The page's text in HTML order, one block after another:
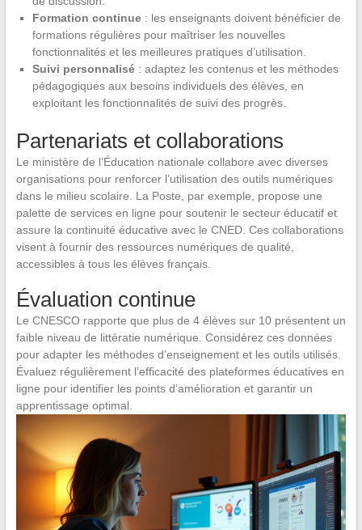
Formation continue: les enseignants doivent bénéficier de
formations régulières pour maîtriser les nouvelles
fonctionnalités et les meilleures pratiques d’utilisation.
Suivi personnalisé: adaptez les contenus et les méthodes
pédagogiques aux besoins individuels des élèves, en
exploitant les fonctionnalités de suivi des progrès.
Partenariats et collaborations
Le ministère de l’Éducation nationale collabore avec diverses
organisations pour renforcer l’utilisation des outils numériques
dans le milieu scolaire. La Poste, par exemple, propose une
palette de services en ligne pour soutenir le secteur éducatif et
assure la continuité éducative avec le CNED. Ces collaborations
visent à fournir des ressources numériques de qualité,
accessibles à tous les élèves français.
Évaluation continue
Le CNESCO rapporte que plus de 4 élèves sur 10 présentent un
faible niveau de littératie numérique. Considérez ces données
pour adapter les méthodes d’enseignement et les outils utilisés.
Évaluez régulièrement l’efficacité des plateformes éducatives en
ligne pour identifier les points d’amélioration et garantir un
apprentissage optimal.